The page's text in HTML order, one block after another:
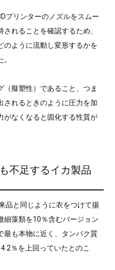
プリンターのノズルをスムー
れることを確認するため、
のように流動し変形するかを
（擬塑性）であること、つま
されるときのように圧力を加
がなくなると固化する性質が
不足するイカ製品
品と同じように衣をつけて揚
細藻類を10％含むバージョン
最も本物に近く、タンパク質
％を上回っていたとのこ